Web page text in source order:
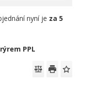
nyní je za 5
PPL